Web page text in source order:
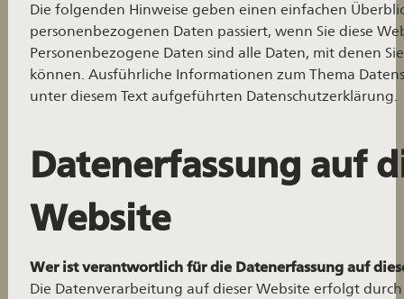
Die folgenden Hinweise geben einen einfachen
personenbezogenen Daten passiert, wenn Sie diese
Personenbezogene Daten sind alle Daten, mit denen
können. Ausführliche Informationen zum Thema
unter diesem Text aufgeführten Datenschutzerklärung.
Datenerfassung auf
Website
Wer ist verantwortlich für die Datenerfassung auf
Die Datenverarbeitung auf dieser Website erfolgt